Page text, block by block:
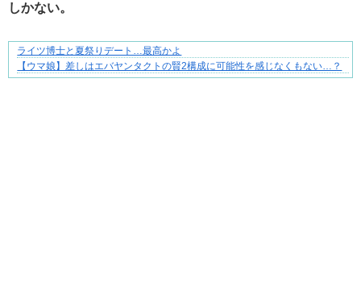
しかない。
ぜんぶ私が中心、そう思われたくないのに
ライツ博士と夏祭りデート…最高かよ
【ウマ娘】差しはエバヤンタクトの賢2構成に可能性を感じなくもない…？